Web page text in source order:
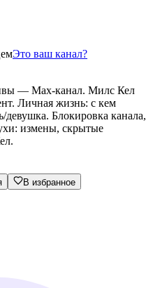
Это ваш канал?
— Max-канал. Милс Кел
Личная жизнь: с кем
девушка. Блокировка канала,
измены, скрытые
В избранное